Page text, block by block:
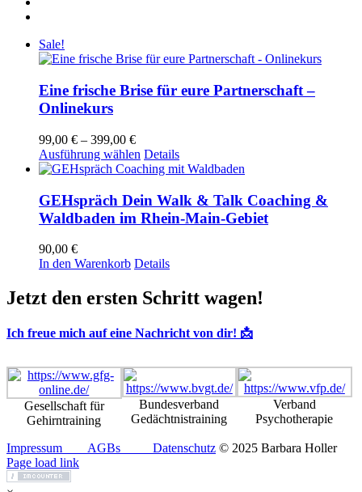
Sale!
Eine frische Brise für eure Partnerschaft –
Onlinekurs
99,00 € – 399,00 €Preisspanne:
99,00 €
bis
Ausführung wählen Dieses
Produkt
mehrere
Varianten
auf.
können
der
gewählt
werden
Details
GEHspräch Dein Walk & Talk Coaching &
Waldbaden im Rhein-Main-Gebiet
90,00 €
In den Warenkorb Details
Jetzt den ersten Schritt wagen!
Ich freue mich auf eine Nachricht von dir! 📩
Gesellschaft für
Gehirntraining
Bundesverband
Gedächtnistraining
Verband
Psychotherapie
Impressum AGBs Datenschutz © 2025 Barbara Holler
Facebook
Instagram
Pinterest
Page load link